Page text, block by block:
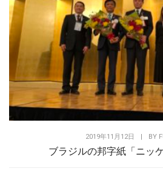
2019年11月12日 | BY
ブラジルの邦字紙「ニッ